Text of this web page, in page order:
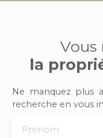
Vous
la
Ne manquez plus
recherche en vous
Prénom